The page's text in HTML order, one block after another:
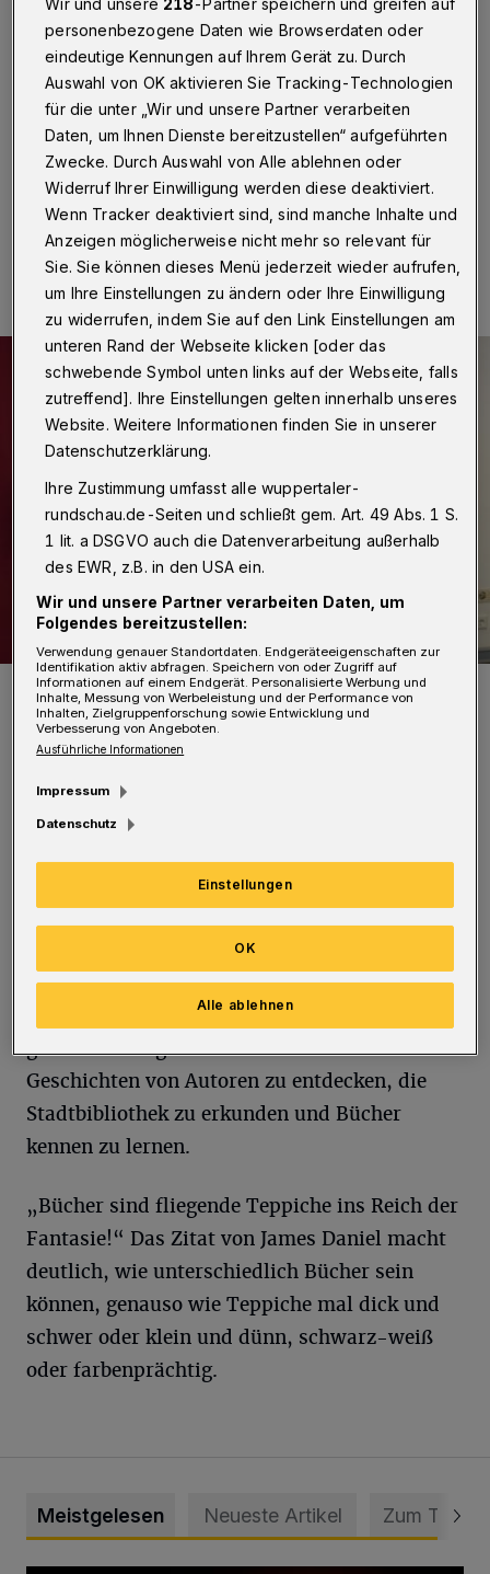
Wuppertal· Der „Buchmacherclub“ im „KulturKinder-
Café“ (KuKi-Café) zeigt Schülerinnen und Schülern in
den Ferien den Weg zum eigenen Buch. Eine Woche
lang haben die Teilnehmenden Gelegenheit, ein eigenes
Buch zu schreiben, zu bebildern und zu gestalten.
10.07.2020 , 08:00 Uhr Eine Minute Lesezeit
Naürlich werden auch digitales Geräte eingesetzt.
Foto: Stadt Wuppertal
die Geschichte der Papierherstellung und
Drucktechnik vertiefen und ein analoges Buch
herstellen oder ob sie eine App nutzen und mit
Smartphone, Tablet und Fantasie die digitale
Buch-Variante probieren möchten. Natürlich
gibt es zum eigenen Buch auch noch die
Geschichten von Autoren zu entdecken, die
Stadtbibliothek zu erkunden und Bücher
kennen zu lernen.
„Bücher sind fliegende Teppiche ins Reich der
Fantasie!“ Das Zitat von James Daniel macht
deutlich, wie unterschiedlich Bücher sein
können, genauso wie Teppiche mal dick und
schwer oder klein und dünn, schwarz-weiß
oder farbenprächtig.
Meistgelesen Neueste Artikel Zum Thema
personenbezogene Daten wie Browserdaten oder
eindeutige Kennungen auf Ihrem Gerät zu. Durch
Auswahl von OK aktivieren Sie Tracking-Technologien
für die unter „Wir und unsere Partner verarbeiten
Daten, um Ihnen Dienste bereitzustellen“ aufgeführten
Zwecke. Durch Auswahl von Alle ablehnen oder
Widerruf Ihrer Einwilligung werden diese deaktiviert.
Wenn Tracker deaktiviert sind, sind manche Inhalte und
Anzeigen möglicherweise nicht mehr so relevant für
Sie. Sie können dieses Menü jederzeit wieder aufrufen,
um Ihre Einstellungen zu ändern oder Ihre Einwilligung
zu widerrufen, indem Sie auf den Link Einstellungen am
unteren Rand der Webseite klicken [oder das
schwebende Symbol unten links auf der Webseite, falls
zutreffend]. Ihre Einstellungen gelten innerhalb unseres
Website. Weitere Informationen finden Sie in unserer
Datenschutzerklärung.
Ihre Zustimmung umfasst alle wuppertaler-
rundschau.de-Seiten und schließt gem. Art. 49 Abs. 1 S.
1 lit. a DSGVO auch die Datenverarbeitung außerhalb
des EWR, z.B. in den USA ein.
Wir und unsere Partner verarbeiten Daten, um
Folgendes bereitzustellen:
Verwendung genauer Standortdaten. Endgeräteeigenschaften zur
Identifikation aktiv abfragen. Speichern von oder Zugriff auf
Informationen auf einem Endgerät. Personalisierte Werbung und
Inhalte, Messung von Werbeleistung und der Performance von
Inhalten, Zielgruppenforschung sowie Entwicklung und
Verbesserung von Angeboten.
Ausführliche Informationen
Impressum
Datenschutz
Einstellungen
Alle ablehnen
OK